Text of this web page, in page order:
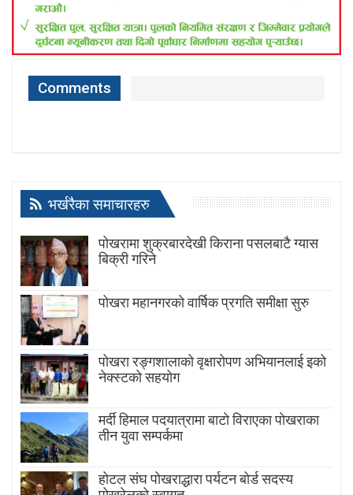
Comments
भर्खरैका समाचारहरु
पोखरामा शुक्रबारदेखी किराना पसलबाटै ग्यास
बिक्री गरिने
पोखरा महानगरको वार्षिक प्रगति समीक्षा सुरु
पोखरा रङ्गशालाको वृक्षारोपण अभियानलाई इको
नेक्स्टको सहयोग
मर्दी हिमाल पदयात्रामा बाटाे विराएका पाेखराका
तीन युवा सम्पर्कमा
होटल संघ पोखराद्धारा पर्यटन बोर्ड सदस्य